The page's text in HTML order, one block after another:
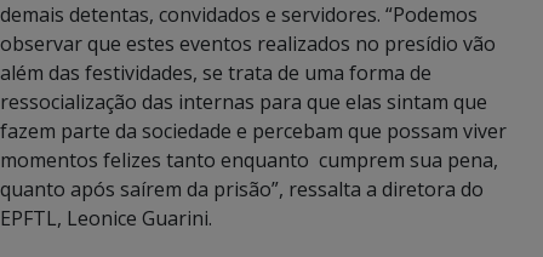
demais detentas, convidados e servidores. “Podemos
observar que estes eventos realizados no presídio vão
além das festividades, se trata de uma forma de
ressocialização das internas para que elas sintam que
fazem parte da sociedade e percebam que possam viver
momentos felizes tanto enquanto cumprem sua pena,
quanto após saírem da prisão”, ressalta a diretora do
EPFTL, Leonice Guarini.